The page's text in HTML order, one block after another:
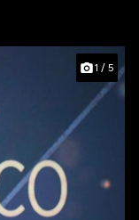
1 / 5